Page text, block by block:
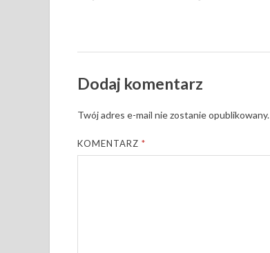
Dodaj komentarz
Twój adres e-mail nie zostanie opublikowany.
KOMENTARZ*